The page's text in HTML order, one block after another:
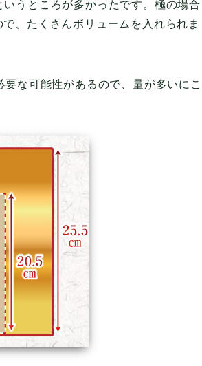
うところが多かったです。極の場合
、たくさんボリュームを入れられま
な可能性があるので、量が多いにこ